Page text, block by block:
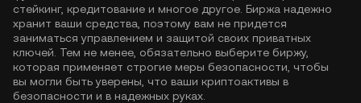
стейкинг, кредитование и многое другое. Биржа надежно
хранит ваши средства, поэтому вам не придется
заниматься управлением и защитой своих приватных
ключей. Тем не менее, обязательно выберите биржу,
которая применяет строгие меры безопасности, чтобы
вы могли быть уверены, что ваши криптоактивы в
безопасности и в надежных руках.